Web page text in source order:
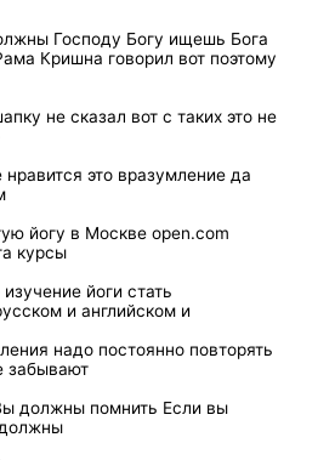
Господу Богу ищешь Бога
Кришна говорил вот поэтому
не сказал вот с таких это не
это вразумление да
йогу в Москве open.com
курсы
йоги стать
и английском и
надо постоянно повторять
забывают
должны помнить Если вы
должны